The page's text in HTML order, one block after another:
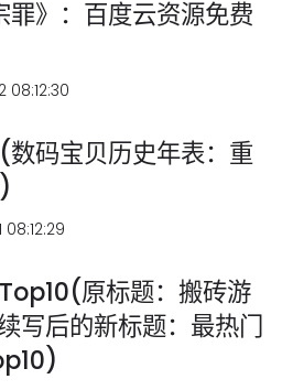
》：百度云资源免费
08:12:30
码宝贝历史年表：重
原标题：搬砖游
写后的新标题：最热门